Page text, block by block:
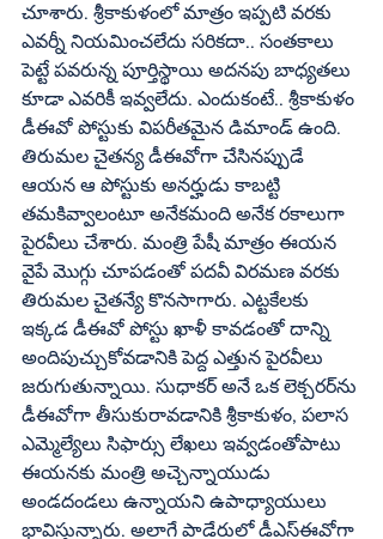
చూశారు. శ్రీకాకుళంలో మాత్రం ఇప్పటి వరకు
ఎవర్నీ నియమించలేదు సరికదా.. సంతకాలు
పెట్టే పవరున్న పూర్తిస్థాయి అదనపు బాధ్యతలు
కూడా ఎవరికీ ఇవ్వలేదు. ఎందుకంటే.. శ్రీకాకుళం
డీఈవో పోస్టుకు విపరీతమైన డిమాండ్‌ ఉంది.
తిరుమల చైతన్య డీఈవోగా చేసినప్పుడే
ఆయన ఆ పోస్టుకు అనర్హుడు కాబట్టి
తమకివ్వాలంటూ అనేకమంది అనేక రకాలుగా
పైరవీలు చేశారు. మంత్రి పేషీ మాత్రం ఈయన
వైపే మొగ్గు చూపడంతో పదవీ విరమణ వరకు
తిరుమల చైతన్యే కొనసాగారు. ఎట్టకేలకు
ఇక్కడ డీఈవో పోస్టు ఖాళీ కావడంతో దాన్ని
అందిపుచ్చుకోవడానికి పెద్ద ఎత్తున పైరవీలు
జరుగుతున్నాయి. సుధాకర్‌ అనే ఒక లెక్చరర్‌ను
డీఈవోగా తీసుకురావడానికి శ్రీకాకుళం, పలాస
ఎమ్మెల్యేలు సిఫార్సు లేఖలు ఇవ్వడంతోపాటు
ఈయనకు మంత్రి అచ్చెన్నాయుడు
అండదండలు ఉన్నాయని ఉపాధ్యాయులు
భావిస్తున్నారు. అలాగే పాడేరులో డీఎస్‌ఈవోగా